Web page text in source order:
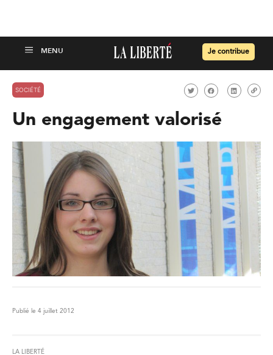
Je contribue
SOCIÉTÉ
Un engagement valorisé
Publié le 4 juillet 2012
LA LIBERTÉ